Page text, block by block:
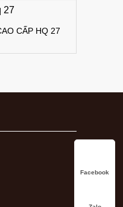
CẤP HQ 27
Facebook